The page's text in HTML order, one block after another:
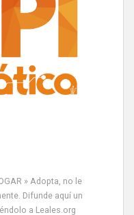
» Adopta, no le
Difunde aquí un
a Leales.org